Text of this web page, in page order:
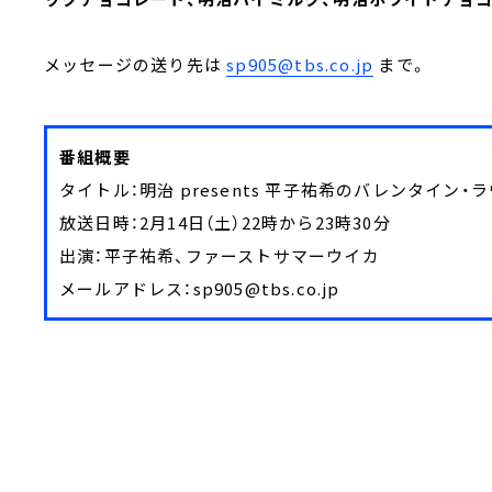
メッセージの送り先はsp905@tbs.co.jp まで。
番組概要
タイトル：明治 presents 平子祐希のバレンタイン・
放送日時：2月14日（土）22時から23時30分
出演：平子祐希、ファーストサマーウイカ
メールアドレス：sp905@tbs.co.jp